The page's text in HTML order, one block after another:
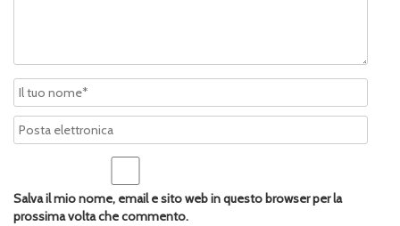
Salva il mio nome, email e sito web in questo browser per la
prossima volta che commento.